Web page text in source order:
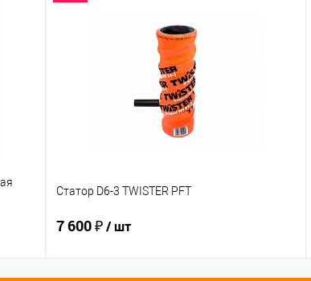
Статор D6-3 TWISTER PFT
7 600 ₽/ шт